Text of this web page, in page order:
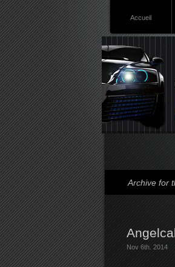
Accueil
Archive for
Nov 6th. 2014